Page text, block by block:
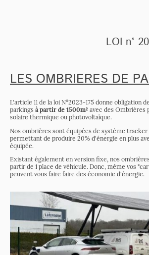
LOI n°
LES OMBRIERES DE
L'article 11 de la loi N°2023-175 donne obligation
parkings à partir de 1500m² avec des Ombrières
solaire thermique ou photovoltaïque.
Nos ombrières sont équipées de système
permettant de produire 20% d'énergie en plus
équipée.
Existant également en version fixe, nos
partir de 1 place de véhicule. Donc, même vos
peuvent vous faire faire des économie d'énergie.